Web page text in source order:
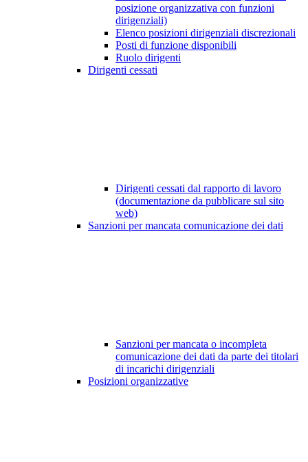
posizione organizzativa con funzioni
dirigenziali)
Elenco posizioni dirigenziali discrezionali
Posti di funzione disponibili
Ruolo dirigenti
Dirigenti cessati
Dirigenti cessati dal rapporto di lavoro
(documentazione da pubblicare sul sito
web)
Sanzioni per mancata comunicazione dei dati
Sanzioni per mancata o incompleta
comunicazione dei dati da parte dei titolari
di incarichi dirigenziali
Posizioni organizzative